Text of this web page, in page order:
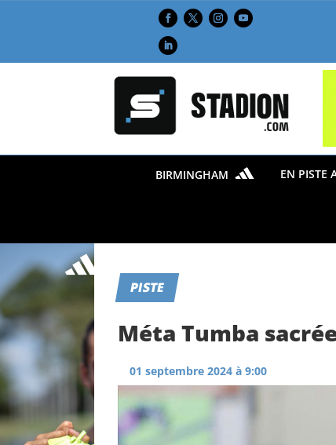
BIRMINGHAM EN PISTE
PISTE
Méta Tumba
01 septembre 2024 à 9:00